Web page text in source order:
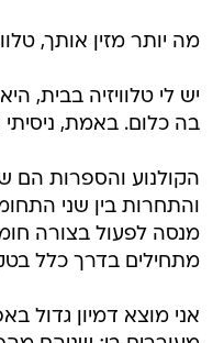
מה יותר מזין אותך,
יש לי טלוויזיה בבית,
בה כלום. באמת,
הקולנוע והספרות הם
והתחרות בין שני
מנסה לפעול בצורה
מתחילים בדרך כלל
אני מוצא דמיון גדול